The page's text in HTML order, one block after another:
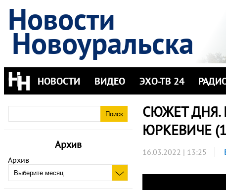
Новости
Новоуральска
НОВОСТИ ВИДЕО ЭХО-ТВ 24
Архив
Архив
СЮЖЕТ ДНЯ.
ЮРКЕВИЧЕ
16.03.2022 | 13:25